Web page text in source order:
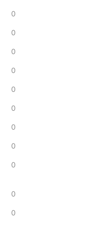
0
0
0
0
0
0
0
0
0
0
0